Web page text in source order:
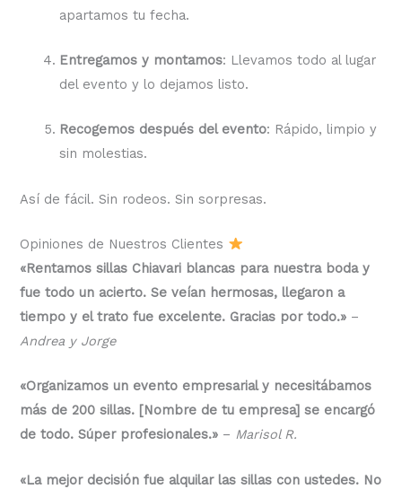
apartamos tu fecha.
Entregamos y montamos: Llevamos todo al lugar
del evento y lo dejamos listo.
Recogemos después del evento: Rápido, limpio y
sin molestias.
Así de fácil. Sin rodeos. Sin sorpresas.
Opiniones de Nuestros Clientes
«Rentamos sillas Chiavari blancas para nuestra boda y
fue todo un acierto. Se veían hermosas, llegaron a
tiempo y el trato fue excelente. Gracias por todo.» –
Andrea y Jorge
«Organizamos un evento empresarial y necesitábamos
más de 200 sillas. [Nombre de tu empresa] se encargó
de todo. Súper profesionales.» – Marisol R.
«La mejor decisión fue alquilar las sillas con ustedes. No